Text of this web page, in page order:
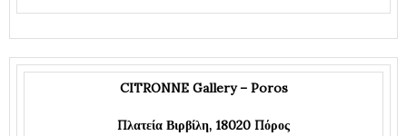
CITRONNE Gallery – Poros
Πλατεία Βιρβίλη, 18020 Πόρος